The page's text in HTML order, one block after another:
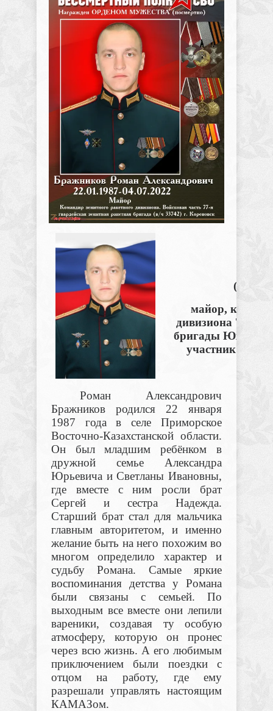
майор,
дивизиона 77
бригады Южного
участник
Роман Александрович
Бражников родился 22 января
1987 года в селе Приморское
Восточно-Казахстанской области.
Он был младшим ребёнком в
дружной семье Александра
Юрьевича и Светланы Ивановны,
где вместе с ним росли брат
Сергей и сестра Надежда.
Старший брат стал для мальчика
главным авторитетом, и именно
желание быть на него похожим во
многом определило характер и
судьбу Романа. Самые яркие
воспоминания детства у Романа
были связаны с семьей. По
выходным все вместе они лепили
вареники, создавая ту особую
атмосферу, которую он пронес
через всю жизнь. А его любимым
приключением были поездки с
отцом на работу, где ему
разрешали управлять настоящим
КАМАЗом.